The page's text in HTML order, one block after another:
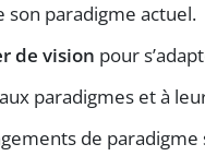
son paradigme actuel.
de vision pour
paradigmes et à
de paradigme